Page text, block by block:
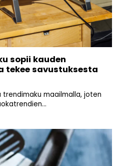
sopii kauden
tekee savustuksesta
trendimaku maailmalla, joten